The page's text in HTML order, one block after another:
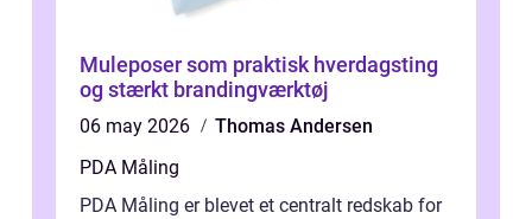
Muleposer som praktisk hverdagsting
og stærkt brandingværktøj
06 may 2026
Thomas Andersen
PDA Måling
PDA Måling er blevet et centralt redskab for